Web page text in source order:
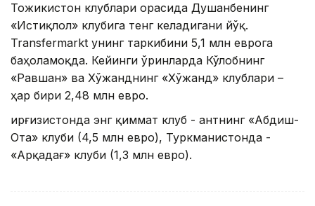
Тожикистон клублари орасида Душанбенинг
«Истиқлол» клубига тенг келадигани йўқ.
Transfermarkt унинг таркибини 5,1 млн еврога
баҳоламоқда. Кейинги ўринларда Кўлобнинг
«Равшан» ва Хўжанднинг «Хўжанд» клублари –
ҳар бири 2,48 млн евро.
Қирғизистонда энг қиммат клуб - Қантнинг «Абдиш-
Ота» клуби (4,5 млн евро), Туркманистонда -
«Арқадағ» клуби (1,3 млн евро).